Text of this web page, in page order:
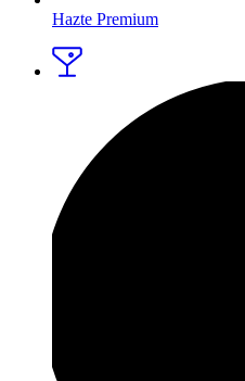
Hazte Premium